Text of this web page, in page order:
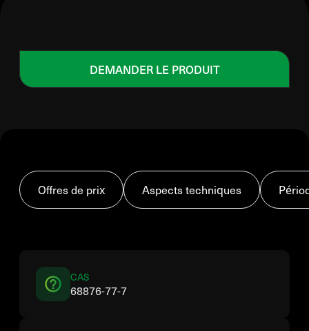
DEMANDER LE PRODUIT
Offres de prix Aspects techniques
CAS
68876-77-7